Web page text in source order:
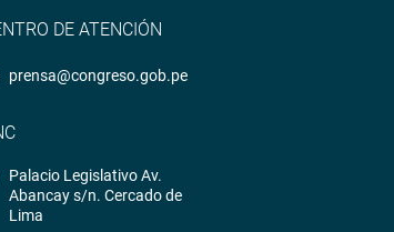
DE ATENCIÓN
prensa@congreso.gob.pe
Palacio Legislativo Av.
Abancay s/n. Cercado de
Lima